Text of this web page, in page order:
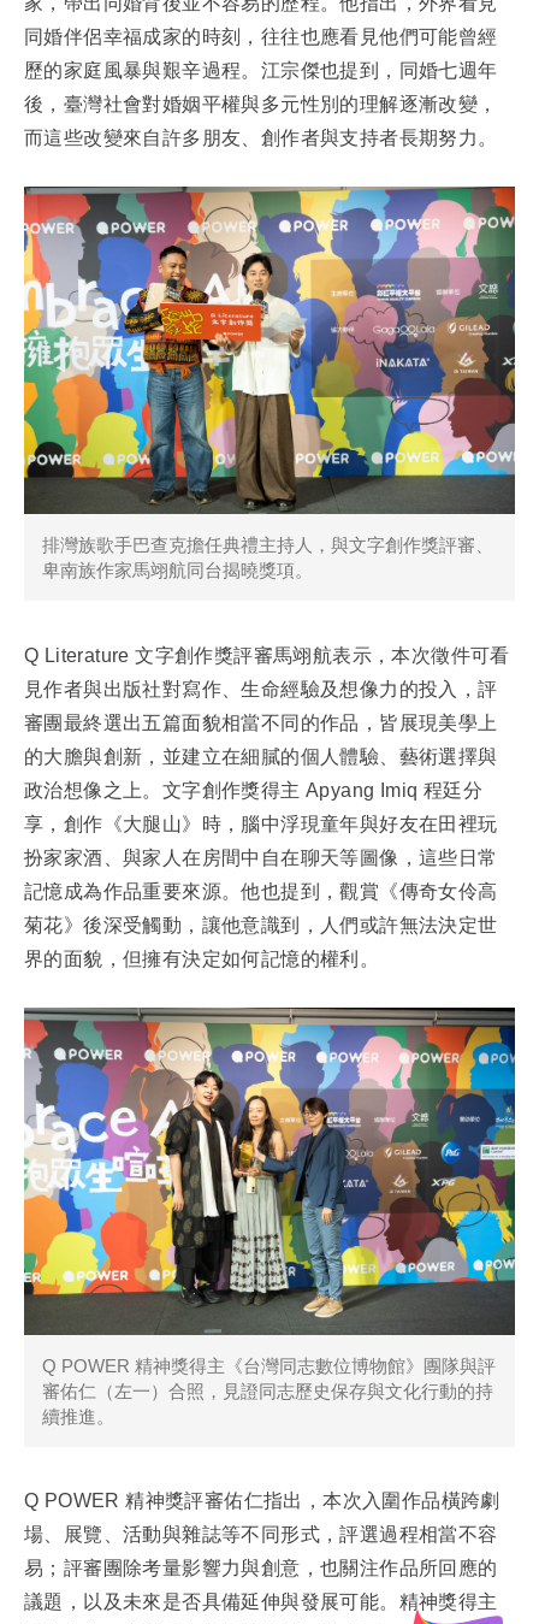
同婚伴侶幸福成家的時刻，往往也應看見他們可能曾經
歷的家庭風暴與艱辛過程。江宗傑也提到，同婚七週年
後，臺灣社會對婚姻平權與多元性別的理解逐漸改變，
而這些改變來自許多朋友、創作者與支持者長期努力。
排灣族歌手巴查克擔任典禮主持人，與文字創作獎評審、
卑南族作家馬翊航同台揭曉獎項。
Q Literature 文字創作獎評審馬翊航表示，本次徵件可看
見作者與出版社對寫作、生命經驗及想像力的投入，評
審團最終選出五篇面貌相當不同的作品，皆展現美學上
的大膽與創新，並建立在細膩的個人體驗、藝術選擇與
政治想像之上。文字創作獎得主 Apyang Imiq 程廷分
享，創作《大腿山》時，腦中浮現童年與好友在田裡玩
扮家家酒、與家人在房間中自在聊天等圖像，這些日常
記憶成為作品重要來源。他也提到，觀賞《傳奇女伶高
菊花》後深受觸動，讓他意識到，人們或許無法決定世
界的面貌，但擁有決定如何記憶的權利。
Q POWER 精神獎得主《台灣同志數位博物館》團隊與評
審佑仁（左一）合照，見證同志歷史保存與文化行動的持
續推進。
Q POWER 精神獎評審佑仁指出，本次入圍作品橫跨劇
場、展覽、活動與雜誌等不同形式，評選過程相當不容
易；評審團除考量影響力與創意，也關注作品所回應的
議題，以及未來是否具備延伸與發展可能。精神獎得主